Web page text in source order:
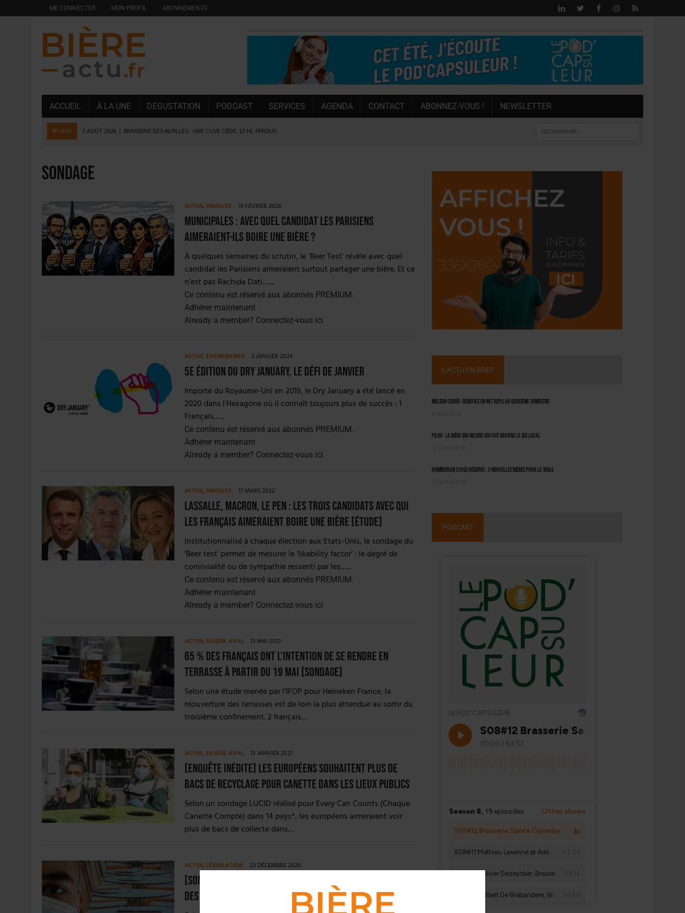
ME CONNECTER MON PROFIL ABONNEMENTS
ACCUEIL À LA UNE DÉGUSTATION PODCAST SERVICES AGENDA CONTACT ABONNEZ-VOUS ! NEWSLETTER
#FLASH 7 AOÛT 2026 BRASSERIE DES ALPILLES : UNE CUVE CÈDE, 13 HL PERDUS
6 AOÛT 2026 | SAVERNE : LA FÊTE DE LA BIÈRE SOUFFLE SA 15E BOUGIE
5 AOÛT 2026 | HEINEKEN A SUPPRIMÉ 3 000 POSTES AU PREMIER SEMESTRE
4 AOÛT 2026 DESPERADOS AVENIDA : 3 INNOVATIONS LATINES DE L’ÉTÉ
4 AOÛT 2026 | LA GÉNÉRATION Z ET LA MODÉRATION RÉINVENTENT LE MARCHÉ [ÉTUDE]
7 AOÛT 2026 LES EXPORTATIONS DE L’UE CHUTENT DE 11 % EN 2025
sondage
ACTUS, INSOLITE 19 FÉVRIER 2026
Municipales : avec quel candidat les Parisiens
aimeraient-ils boire une bière ?
À quelques semaines du scrutin, le ‘Beer Test’ révèle avec quel
candidat les Parisiens aimeraient surtout partager une bière. Et ce
n’est pas Rachida Dati…....
Ce contenu est réservé aux abonnés PREMIUM.
Adhérer maintenant
Already a member? Connectez-vous ici
ACTUS, ÉVÉNEMENTS 2 JANVIER 2024
5e édition du Dry January, le Défi De Janvier
Importé du Royaume-Uni en 2019, le Dry January a été lancé en
2020 dans l’Hexagone où il connaît toujours plus de succès : 1
Français…...
Ce contenu est réservé aux abonnés PREMIUM.
Adhérer maintenant
Already a member? Connectez-vous ici
ACTUS, INSOLITE 17 MARS 2022
Lassalle, Macron, Le Pen : les trois candidats avec qui
les Français aimeraient boire une bière [ÉTUDE]
Institutionnalisé à chaque élection aux Etats-Unis, le sondage du
‘Beer test’ permet de mesurer le ‘likability factor’ : le degré de
convivialité ou de sympathie ressenti par les…...
Ce contenu est réservé aux abonnés PREMIUM.
Adhérer maintenant
Already a member? Connectez-vous ici
ACTUS, FILIÈRE AVAL 13 MAI 2021
65 % des Français ont l’intention de se rendre en
terrasse à partir du 19 mai [SONDAGE]
Selon une étude menée par l’IFOP pour Heineken France, la
réouverture des terrasses est de loin la plus attendue au sortir du
troisième confinement. 2 français…
ACTUS, FILIÈRE AVAL 13 JANVIER 2021
[ENQUÊTE INÉDITE] Les Européens souhaitent plus de
bacs de recyclage pour canette dans les lieux publics
Selon un sondage LUCID réalisé pour Every Can Counts (Chaque
Canette Compte) dans 14 pays*, les européens aimeraient voir
plus de bacs de collecte dans…
ACTUS, LÉGISLATION 23 DÉCEMBRE 2020
[SONDAGE] – 56 % des français opposés à la fermeture
des bars et restaurants jusqu’au 20 janvier
L'ACTU EN BREF
Molson Coors : bénéfice en net repli au deuxième trimestre
Pilou : la bière bio niçoise qui fait revivre le jeu local
Grimbergen Cuvée Réserve : 3 nouvelles bières pour la table
PODCAST